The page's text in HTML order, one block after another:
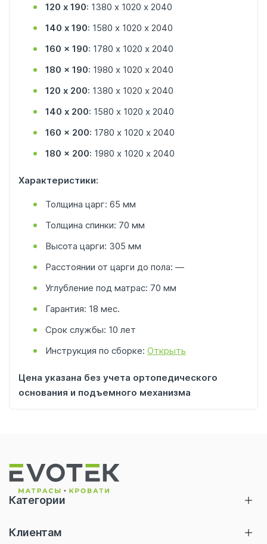
120 х 190: 1380 х 1020 х 2040
140 х 190: 1580 х 1020 х 2040
160 x 190: 1780 х 1020 х 2040
180 x 190: 1980 х 1020 х 2040
120 х 200: 1380 х 1020 х 2040
140 х 200: 1580 х 1020 х 2040
160 x 200: 1780 х 1020 х 2040
180 x 200: 1980 х 1020 х 2040
Характеристики:
Толщина царг: 65 мм
Толщина спинки: 70 мм
Высота царги: 305 мм
Расстоянии от царги до пола: —
Углубление под матрас: 70 мм
Гарантия: 18 мес.
Срок службы: 10 лет
Инструкция по сборке: Открыть
Цена указана без учета ортопедического
основания и подъемного механизма
Категории
Кровати
Клиентам